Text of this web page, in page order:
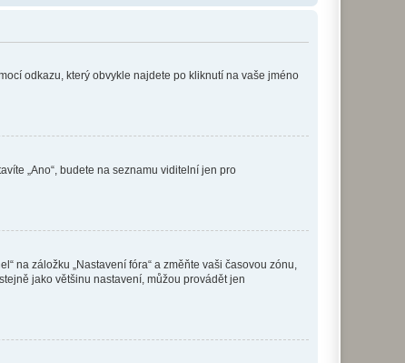
odkazu, který obvykle najdete po kliknutí na vaše jméno
„Ano“, budete na seznamu viditelní jen pro
na záložku „Nastavení fóra“ a změňte vaši časovou zónu,
jako většinu nastavení, můžou provádět jen